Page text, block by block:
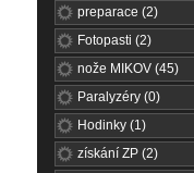
preparace (2)
Fotopasti (2)
nože MIKOV (45)
Paralyzéry (0)
Hodinky (1)
získání ZP (2)